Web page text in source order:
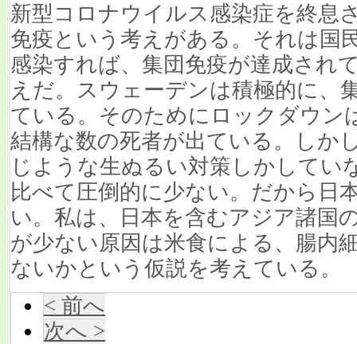
新型コロナウイルス感染症を終息
免疫という考えがある。それは国
感染すれば、集団免疫が達成され
えだ。スウェーデンは積極的に、
ている。そのためにロックダウン
結構な数の死者が出ている。しか
じような生ぬるい対策しかしてい
比べて圧倒的に少ない。だから日
い。私は、日本を含むアジア諸国
が少ない原因は米食による、腸内
ないかという仮説を考えている。
< 前へ
次へ >